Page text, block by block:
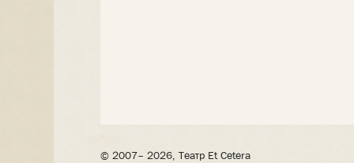
© 2007– 2026, Театр Et Cetera